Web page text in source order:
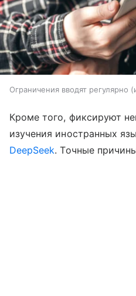
Ограничения вводят регулярно
Кроме того, фиксируют
изучения иностранных
DeepSeek. Точные